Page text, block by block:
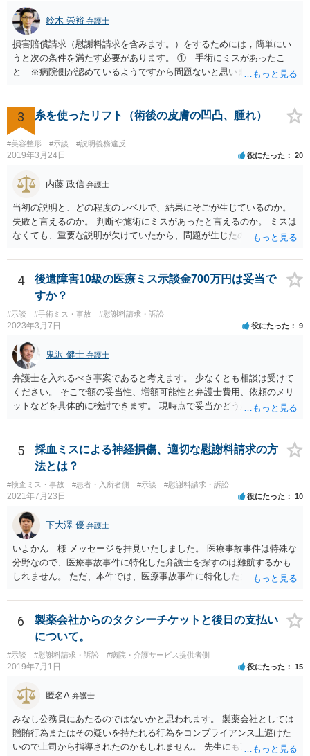
鈴木 崇裕 弁護士
損害賠償請求（慰謝料請求を含みます。）をするためには，簡単にい
うと次の条件を満たす必要があります。 ① 手術にミスがあったこ
と ※病院側が認めているようですから問題ないと思います。 ② 手
術のミスの「せいで」マスクが外せなくなったこと ④ 仕事を休まな
ければならなくなった「せいで」休業損害が発生したこと ⑤ マスク
を外せなくなった「せいで」経済的に評価できる精神的な損害が発生
したこと 「せいで」と強調した点が，内藤先生のご指摘なさる「相当
因果関係」です。 手術のミスと関係のないことまでは責任追及ができ
しく悪くなってしまったとか， 手術のミスの結果，入院期間が延びて
しまったとかいう事情があれば， 追加請求が可能な余地があります。
ただし，手術代の返金に応じた際に「これ以上金銭の請求はしませ
ん」という趣旨の合意をしてしまっていると， 上記の請求は，基本的
には困難となります。
3 糸を使ったリフト（術後の皮膚の凹凸、腫れ）
#美容整形 #示談 #説明義務違反
2019年3月24日 役にたった 20
内藤 政信 弁護士
当初の説明と、どの程度のレベルで、結果にそごが生じているのか。
失敗と言えるのか。 判断や施術にミスがあったと言えるのか。 ミスは
なくても、重要な説明が欠けていたから、問題が生じたのか。 美容整
4
後遺障害10級の医療ミス示談金700万円は妥当で
すか？
#示談 #手術ミス・事故 #慰謝料請求・訴訟
2023年3月7日 役にたった 9
鬼沢 健士 弁護士
弁護士を入れるべき事案であると考えます。 少なくとも相談は受けて
ください。 そこで額の妥当性、増額可能性と弁護士費用、依頼のメリ
ットなどを具体的に検討できます。 現時点で妥当かどうかを即断する
5
採血ミスによる神経損傷、適切な慰謝料請求の方
法とは？
#検査ミス・事故 #患者・入所者側 #示談 #慰謝料請求・訴訟
2021年7月23日 役にたった 10
下大澤 優 弁護士
いよかん 様 メッセージを拝見いたしました。 医療事故事件は特殊な
分野なので、医療事故事件に特化した弁護士を探すのは難航するかも
しれません。 ただ、本件では、医療事故事件に特化した弁護士でなく
の過失（医療ミス）の立証なのですが、本件では過失自体には争いが
ないため、損害額の立証が主なポイントになります。 損害額に立証に
関しては、交通事故事件と同様の発想で考えればよいので、対応でき
る弁護士は多いと思います。 今後の交渉については、ご自身で対応さ
れることも可能ではありますが、相手方保険会社は容易に増額に応じ
ない（多少の増額はあり得るとしても、裁判基準での和解は難しい）
と思われます。 弁護士が介入することにより提示額が大きく変わるこ
とは多々あるため、可能であれば弁護士に依頼した上での交渉をお勧
めしたいところです。
6
製薬会社からのタクシーチケットと後日の支払い
について。
#示談 #慰謝料請求・訴訟 #病院・介護サービス提供者側
2019年7月1日 役にたった 15
匿名A 弁護士
みなし公務員にあたるのではないかと思われます。 製薬会社としては
贈賄行為またはその疑いを持たれる行為をコンプライアンス上避けた
いので上司から指導されたのかもしれません。 先生にも万一迷惑をか